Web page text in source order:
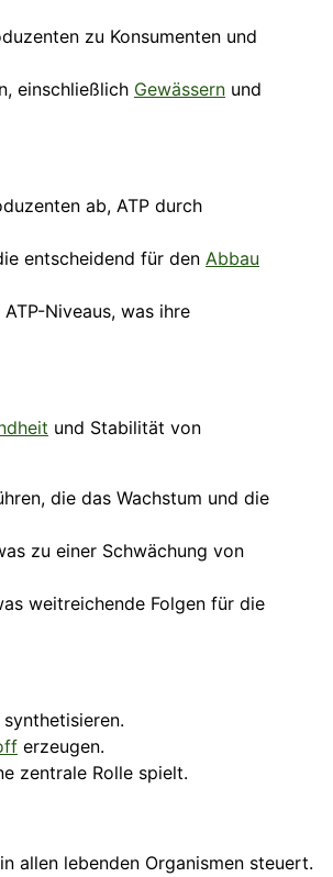
zu Konsumenten und
einschließlich Gewässern und
ab, ATP durch
entscheidend für den Abbau
Niveaus, was ihre
und Stabilität von
die das Wachstum und die
zu einer Schwächung von
weitreichende Folgen für die
erzeugen.
zentrale Rolle spielt.
allen lebenden Organismen steuert.